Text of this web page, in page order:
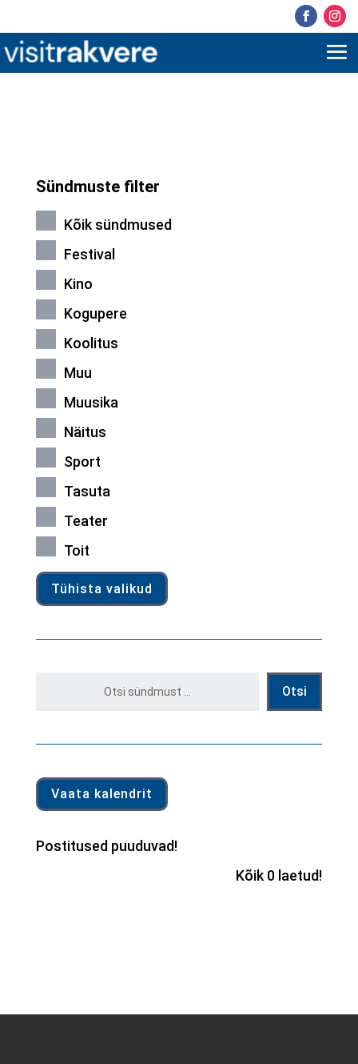
Sündmuste filter
Kõik sündmused
Festival
Kino
Kogupere
Koolitus
Muu
Muusika
Näitus
Sport
Tasuta
Teater
Toit
Tühista valikud
Otsi
Vaata kalendrit
Postitused puuduvad!
Kõik 0 laetud!